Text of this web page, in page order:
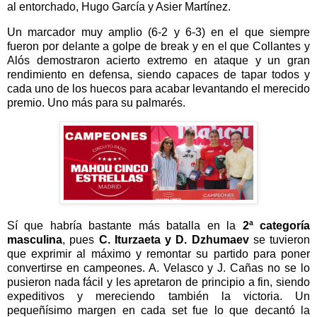
al entorchado, Hugo García y Asier Martínez.
Un marcador muy amplio (6-2 y 6-3) en el que siempre
fueron por delante a golpe de break y en el que Collantes y
Alós demostraron acierto extremo en ataque y un gran
rendimiento en defensa, siendo capaces de tapar todos y
cada uno de los huecos para acabar levantando el merecido
premio. Uno más para su palmarés.
Sí que habría bastante más batalla en la 2ª categoría
masculina, pues C. Iturzaeta y D. Dzhumaevse tuvieron
que exprimir al máximo y remontar su partido para poner
convertirse en campeones. A. Velasco y J. Cañas no se lo
pusieron nada fácil y les apretaron de principio a fin, siendo
expeditivos y mereciendo también la victoria. Un
pequeñísimo margen en cada set fue lo que decantó la